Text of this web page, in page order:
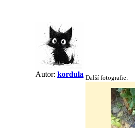
Autor: kordula Další fotografie: